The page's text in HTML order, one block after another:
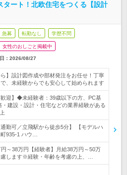
ート！北欧住宅をつくる【設計
急募 転勤なし 学歴不問
女性のおしごと掲載中
： 2026/08/27
ら】設計図作成や部材発注をお任せ！丁寧
、未経験からでも安心して始められます
歓迎】◆未経験者：39歳以下の方、PC基
建設・設計・住宅などの業界経験がある
通勤可／立飛駅から徒歩5分】 【モデルハ
935-1 ハウ…
円～38万円【経験者】月給38万円～50万
します※経験・年齢を考慮の上、…